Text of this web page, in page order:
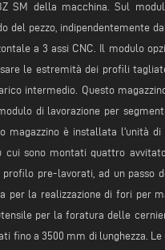
SM della macchina. Sul
del pezzo, indipendentemente
a 3 assi CNC. Il modulo
le estremità dei profili
intermedio. Questo
di lavorazione per
magazzino è installata l'unità
cui sono montati quattro
pre-lavorati, ad un passo
per la realizzazione di fori per
per la foratura delle
fino a 3500 mm di lunghezza.